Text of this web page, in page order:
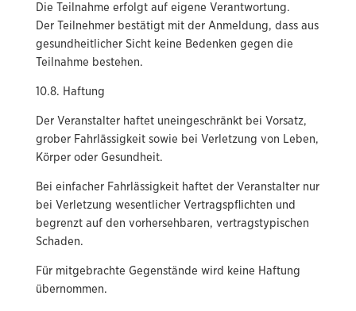
Die Teilnahme erfolgt auf eigene Verantwortung.
Der Teilnehmer bestätigt mit der Anmeldung, dass aus
gesundheitlicher Sicht keine Bedenken gegen die
Teilnahme bestehen.
10.8. Haftung
Der Veranstalter haftet uneingeschränkt bei Vorsatz,
grober Fahrlässigkeit sowie bei Verletzung von Leben,
Körper oder Gesundheit.
Bei einfacher Fahrlässigkeit haftet der Veranstalter nur
bei Verletzung wesentlicher Vertragspflichten und
begrenzt auf den vorhersehbaren, vertragstypischen
Schaden.
Für mitgebrachte Gegenstände wird keine Haftung
übernommen.